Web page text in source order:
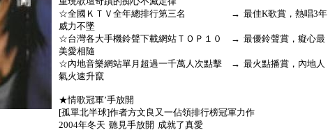
☆全國ＫＴＶ全年總排行第三名 → 最佳K歌賞，熱唱3年
威力不墜
☆台灣各大手機鈴聲下載網站ＴＯＰ１０ → 最優鈴聲賞，癡心最
美愛相隨
☆內地音樂網站單月超過一千萬人次點擊 → 最火點播賞，內地人
氣火速升竄
★情歌冠軍’手放開
[孤單北半球]作者方文良又一佔領排行榜冠軍力作
2004年冬天 聽見手放開 成就了真愛